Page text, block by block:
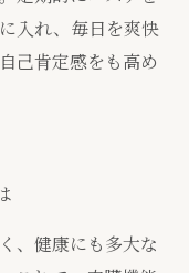
入れ、毎日を爽快
己肯定感をも高め
、健康にも多大な